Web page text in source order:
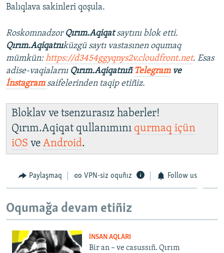
Balıqlava sakinleri qoşula.
Roskomnadzor Qırım.Aqiqatsaytını blok etti.
Qırım.Aqiqatnıküzgü saytı vastasınen oqumaq
mümkün:https://d3454ggyqnys2v.cloudfront.net. Esas
adise-vaqialarnı Qırım.AqiqatnıñTelegramve
İnstagram saifelerinden taqip etiñiz.
Bloklav ve tsenzurasız haberler!
Qırım.Aqiqat qullanımını qurmaq içün
iOS ve Android.
Paylaşmaq VPN-siz oquñız Follow us
Oqumağa devam etiñiz
İNSAN AQLARI
Bir an – ve casussıñ. Qırım